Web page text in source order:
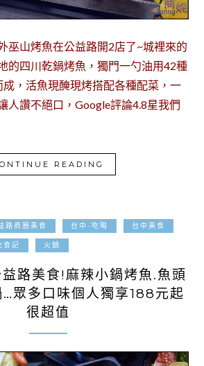
巫山烤魚在公益路開2店了~城裡來的
的四川乾鍋烤魚，獨門一勺油用42種
，活魚現醃現烤搭配各種配菜，一
人讚不絕口，Google評論4.8星我們
READING
路商圈美食 台中-吃喝 台中美食
食記 火鍋
路美食!麻辣小鍋烤魚.魚頭
眾多口味個人獨享188元起
很超值